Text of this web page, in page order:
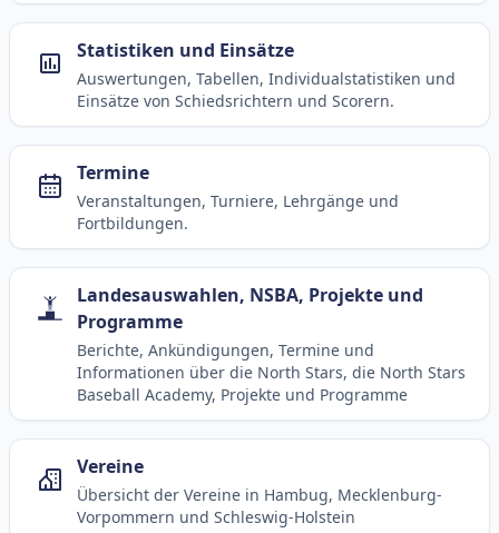
Statistiken und Einsätze
Auswertungen, Tabellen, Individualstatistiken und
Einsätze von Schiedsrichtern und Scorern.
Termine
Veranstaltungen, Turniere, Lehrgänge und
Fortbildungen.
Landesauswahlen, NSBA, Projekte und
Programme
Berichte, Ankündigungen, Termine und
Informationen über die North Stars, die North Stars
Baseball Academy, Projekte und Programme
Vereine
Übersicht der Vereine in Hambug, Mecklenburg-
Vorpommern und Schleswig-Holstein